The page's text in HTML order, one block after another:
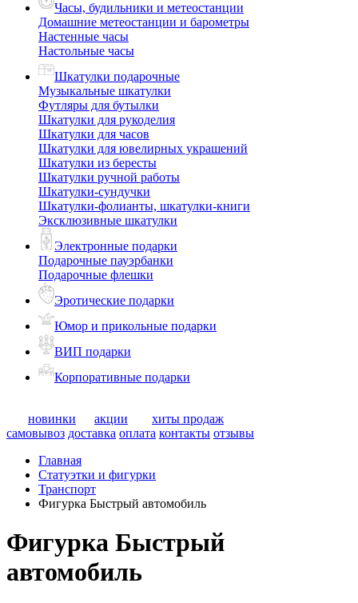
Часы, будильники и метеостанции
Домашние метеостанции и барометры
Настенные часы
Настольные часы
Шкатулки подарочные
Музыкальные шкатулки
Футляры для бутылки
Шкатулки для рукоделия
Шкатулки для часов
Шкатулки для ювелирных украшений
Шкатулки из бересты
Шкатулки ручной работы
Шкатулки-сундучки
Шкатулки-фолианты, шкатулки-книги
Эксклюзивные шкатулки
Электронные подарки
Подарочные пауэрбанки
Подарочные флешки
Эротические подарки
Юмор и прикольные подарки
ВИП подарки
Корпоративные подарки
новинки акции
хиты продаж
самовывоз доставка оплата контакты отзывы
Главная
Статуэтки и фигурки
Транспорт
Фигурка Быстрый автомобиль
Фигурка Быстрый
автомобиль